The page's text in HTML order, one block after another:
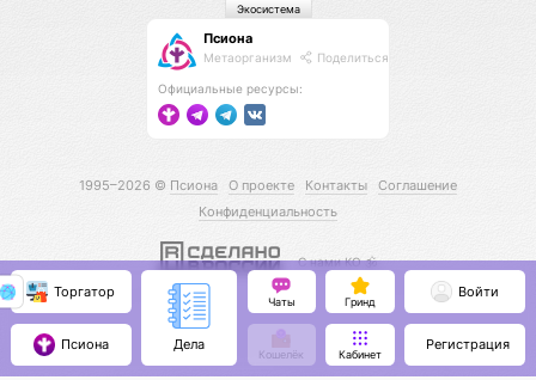
Псиона
Метаорганизм Поделиться
Официальные ресурсы:
Экосистема
1995–2026 © Псиона О проекте Контакты
Соглашение
Конфиденциальность
С нами КО 🕉️
Торгатор
Псиона Дела
Чаты Гринд
Кошелёк Кабинет
Войти
Регистрация